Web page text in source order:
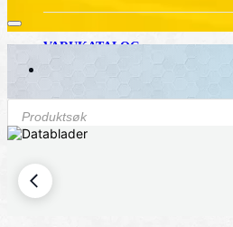
VARUKATALOG
DATABLAD OCH DOCUMENTER
Produktsökning